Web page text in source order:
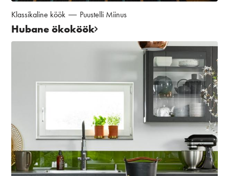
Klassikaline köök Puustelli Miinus
Hubane ökoköök